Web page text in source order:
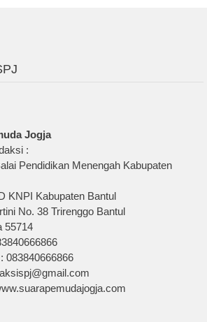
Jogja
:
Pendidikan Menengah Kabupaten
KNPI Kabupaten Bantul
No. 38 Trirenggo Bantul
55714
083840666866